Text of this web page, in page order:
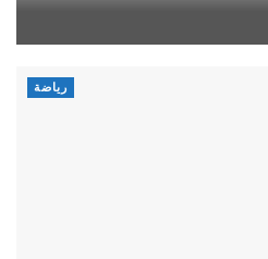
رياضة